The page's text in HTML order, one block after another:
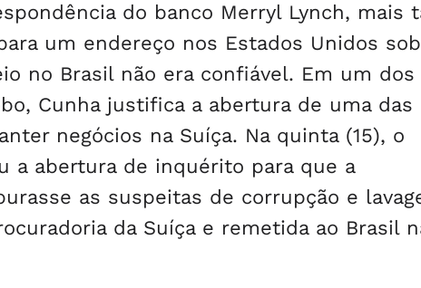
do banco Merryl Lynch, mais
um endereço nos Estados Unidos sob
no Brasil não era confiável. Em um dos
Cunha justifica a abertura de uma das
negócios na Suíça. Na quinta (15), o
a abertura de inquérito para que a
as suspeitas de corrupção e
da Suíça e remetida ao Brasil